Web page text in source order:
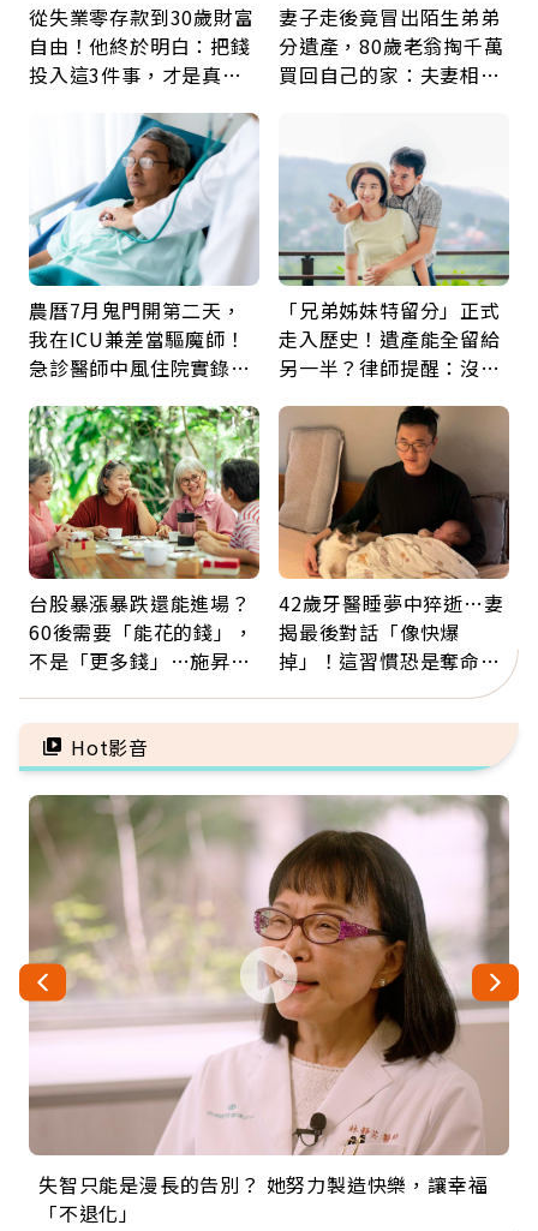
從失業零存款到30歲財富
自由！他終於明白：把錢
投入這3件事，才是真正
妻子走後竟冒出陌生弟弟
分遺產，80歲老翁掏千萬
買回自己的家：夫妻相守
農曆7月鬼門開第二天，
我在ICU兼差當驅魔師！
急診醫師中風住院實錄：
「兄弟姊妹特留分」正式
走入歷史！遺產能全留給
另一半？律師提醒：沒做
台股暴漲暴跌還能進場？
60後需要「能花的錢」，
不是「更多錢」…施昇
票
42歲牙醫睡夢中猝逝…妻
揭最後對話「像快爆
掉」！這習慣恐是奪命原
因：沒有一份工作值得用
命交換
Hot影音
失智只能是漫長的告別？ 她努力製造快樂，讓幸福
「不退化」
來自剛果的巧克力神父 為台灣奉獻36年 「台灣是我
的家，我連作夢都講台語！」
63歲卸矽谷副總、搬回台灣找快樂！「蛋黃哥小
丑」走進安養院，逗樂上萬爺奶：退休後才開始真
104歲打破金氏世界紀錄 成為全球最年長羽球選
手，分享長壽的秘密原來是「這個」
事業巔峰他選擇追夢…黑手阿伯拉小提琴還登上小
巨蛋！連CNN都大讚！